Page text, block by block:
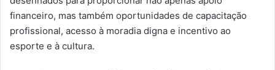
financeiro, mas também oportunidades de capacitação
profissional, acesso à moradia digna e incentivo ao
esporte e à cultura.